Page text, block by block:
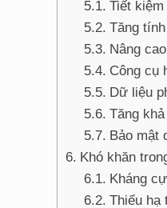
Tiết
Tăng
Nâng
Công cụ
Dữ liệu
Tăng
Bảo mật
Khó khăn
Kháng
Thiếu hạ